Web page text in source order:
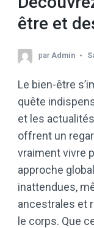
être et
par Admin
Le bien-être
quête
et les
offrent un
vraiment vivre
approche
inattendues,
ancestrales et
le corps. Que